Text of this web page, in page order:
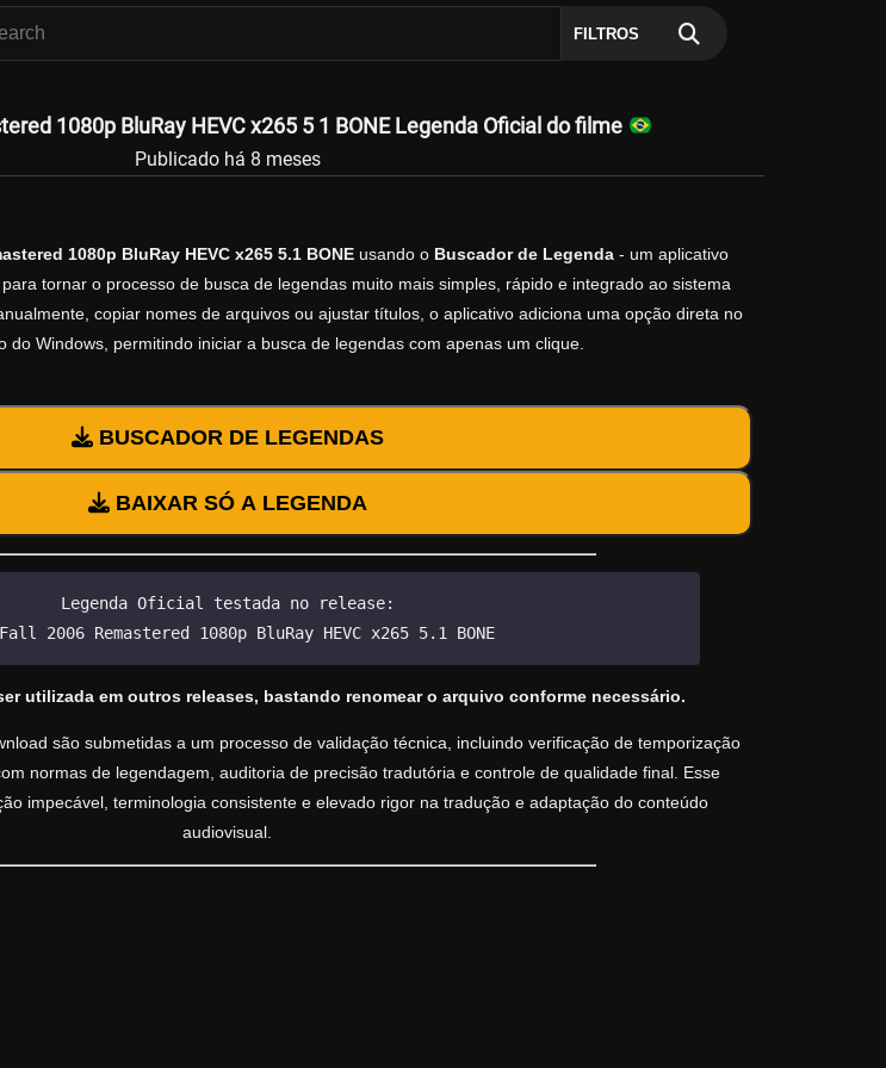
FILTROS
1080p BluRay HEVC x265 5 1 BONE Legenda Oficial do filme
Publicado há 8 meses
1080p BluRay HEVC x265 5.1 BONEusando o Buscador de Legenda- um aplicativo
tornar o processo de busca de legendas muito mais simples, rápido e integrado ao sistema
copiar nomes de arquivos ou ajustar títulos, o aplicativo adiciona uma opção direta no
do Windows, permitindo iniciar a busca de legendas com apenas um clique.
BUSCADOR DE LEGENDAS
BAIXAR SÓ A LEGENDA
Legenda Oficial testada no release:
2006 Remastered 1080p BluRay HEVC x265 5.1 BONE
utilizada em outros releases, bastando renomear o arquivo conforme necessário.
são submetidas a um processo de validação técnica, incluindo verificação de temporização
normas de legendagem, auditoria de precisão tradutória e controle de qualidade final. Esse
impecável, terminologia consistente e elevado rigor na tradução e adaptação do conteúdo
audiovisual.